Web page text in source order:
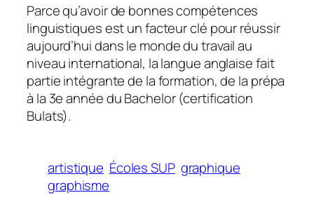
Parce qu’avoir de bonnes compétences
linguistiques est un facteur clé pour réussir
aujourd’hui dans le monde du travail au
niveau international, la langue anglaise fait
partie intégrante de la formation, de la prépa
à la 3e année du Bachelor (certification
Bulats).
artistique Écoles SUP graphique
graphisme